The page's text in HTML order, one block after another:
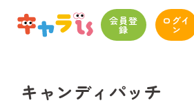
会員登
録
ログイ
ン
キャンディパッチ